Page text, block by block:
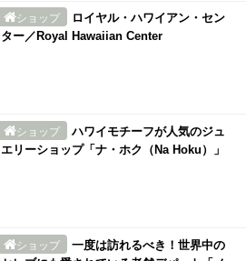
ショップ
ロイヤル・ハワイアン・セン
ター／Royal Hawaiian Center
ショップ
ハワイモチーフが人気のジュ
エリーショップ「ナ・ホク（Na Hoku）」
ショップ
一度は訪れるべき！世界中の